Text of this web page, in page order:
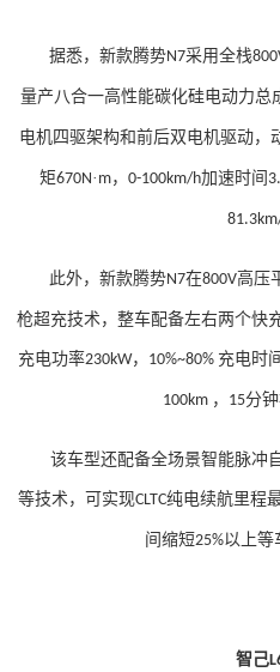
据悉，新款腾势N7采用全栈
量产八合一高性能碳化硅电动力总
电机四驱架构和前后双电机驱动，
矩670N · m， 0-100km/h加速时间
此外，新款腾势N7在800V高压
枪超充技术，整车配备左右两个快
充电功率230kW， 10%~80% 充电时
100km ， 15分
该车型还配备全场景智能脉冲
等技术，可实现CLTC纯电续航里程
间缩短25%以上等
智己